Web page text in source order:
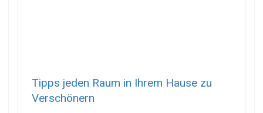
Tipps jeden Raum in Ihrem Hause zu
Verschönern